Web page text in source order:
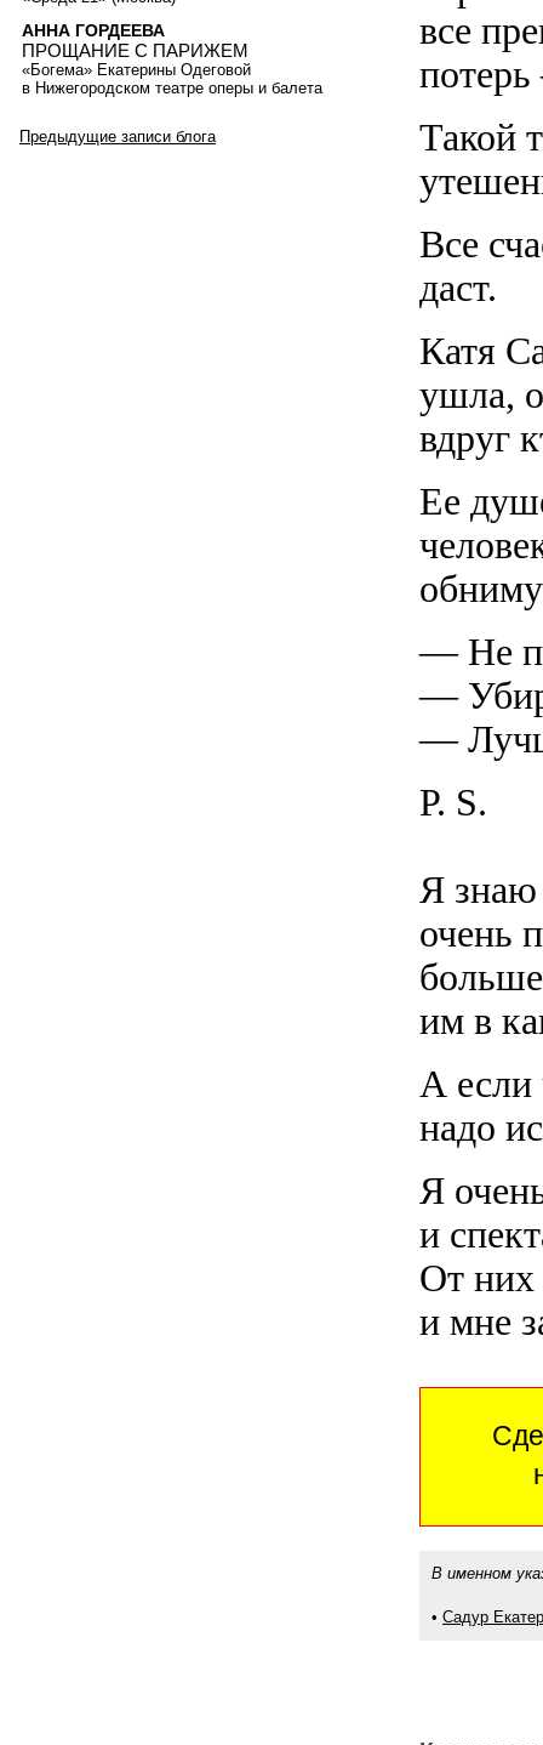
все
Такой
Все
даст.
Катя
ушла,
вдруг
Ее
— Не
—
—
P. S.
Я знаю
очень
им в
А если
надо
Я
и
От них
и мне
В именном
• Садур
АННА ГОРДЕЕВА
ПРОЩАНИЕ С ПАРИЖЕМ
«Богема» Екатерины Одеговой
в Нижегородском театре оперы и балета
Предыдущие записи блога